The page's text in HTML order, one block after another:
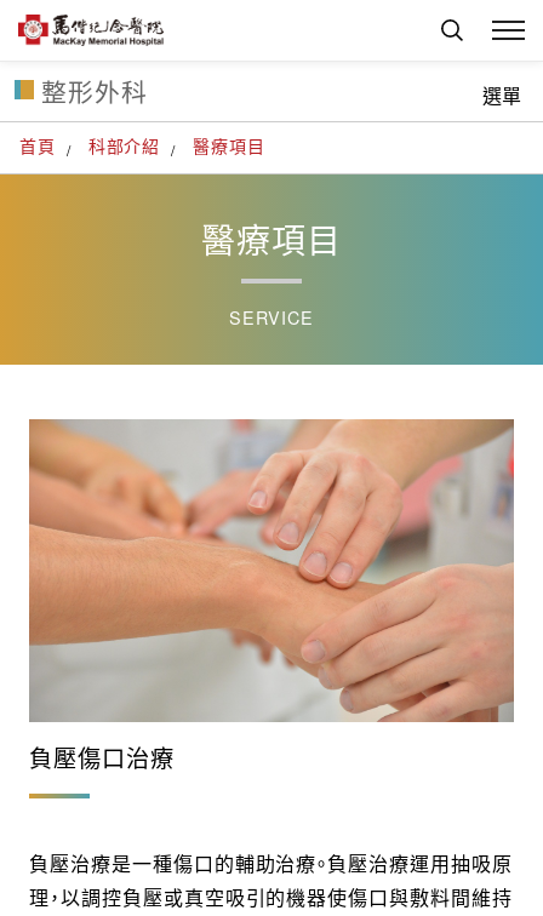
首頁 科部介紹 醫療項目
整形外科 選單
醫療項目
SERVICE
負壓傷口治療
負壓治療是一種傷口的輔助治療。負壓治療運用抽吸原
理，以調控負壓或真空吸引的機器使傷口與敷料間維持